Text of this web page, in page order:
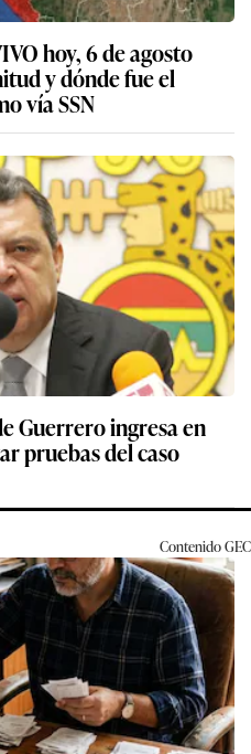
hoy, 6 de agosto
y dónde fue el
vía SSN
Guerrero ingresa en
pruebas del caso
ContenidoGEC